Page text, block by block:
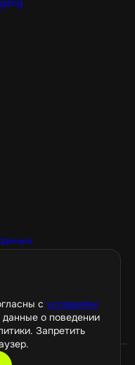
с условиями
данные о поведении
Запретить